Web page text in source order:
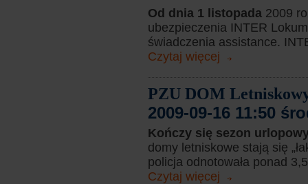
Od dnia 1 listopada 2009
ubezpieczenia INTER
świadczenia assistance.
Czytaj więcej
PZU DOM
2009-09-16 11:50
Kończy się sezon
domy letniskowe stają się
policja odnotowała ponad
Czytaj więcej